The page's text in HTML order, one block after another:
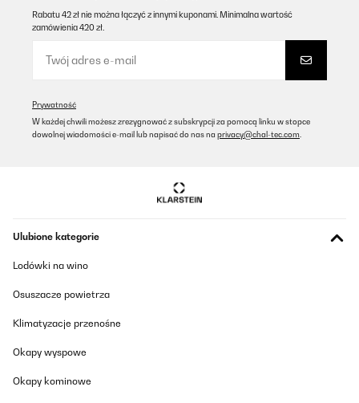
Rabatu 42 zł nie można łączyć z innymi kuponami. Minimalna wartość
zamówienia 420 zł.
Prywatność
W każdej chwili możesz zrezygnować z subskrypcji za pomocą linku w stopce
dowolnej wiadomości e-mail lub napisać do nas na privacy@chal-tec.com
Ulubione kategorie
Lodówki na wino
Osuszacze powietrza
Klimatyzacje przenośne
Okapy wyspowe
Okapy kominowe